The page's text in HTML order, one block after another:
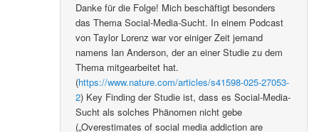
Danke für die Folge! Mich beschäftigt besonders
das Thema Social-Media-Sucht. In einem Podcast
von Taylor Lorenz war vor einiger Zeit jemand
namens Ian Anderson, der an einer Studie zu dem
Thema mitgearbeitet hat.
(https://www.nature.com/articles/s41598-025-27053-
2) Key Finding der Studie ist, dass es Social-Media-
Sucht als solches Phänomen nicht gebe
(„Overestimates of social media addiction are